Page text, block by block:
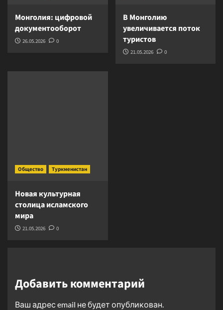
Монголия: цифровой
документооборот
26.05.2026 0
В Монголию
увеличивается поток
туристов
21.05.2026 0
Общество Туркменистан
Новая культурная
столица исламского
мира
21.05.2026 0
Добавить комментарий
Ваш адрес email не будет опубликован.